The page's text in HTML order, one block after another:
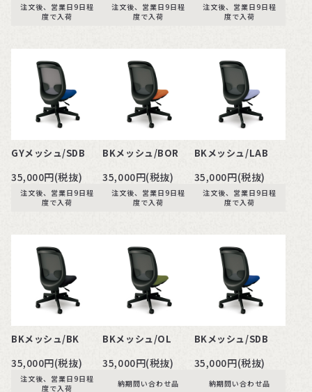
注文後、営業日9日程
度で入荷
注文後、営業日9日程
度で入荷
注文後、営業日9日程
度で入荷
GYメッシュ/SDB
35,000円(税抜)
注文後、営業日9日程
度で入荷
BKメッシュ/BOR
35,000円(税抜)
注文後、営業日9日程
度で入荷
BKメッシュ/LAB
35,000円(税抜)
注文後、営業日9日程
度で入荷
BKメッシュ/BK
35,000円(税抜)
注文後、営業日9日程
度で入荷
BKメッシュ/OL
35,000円(税抜)
納期問い合わせ品
BKメッシュ/SDB
35,000円(税抜)
納期問い合わせ品